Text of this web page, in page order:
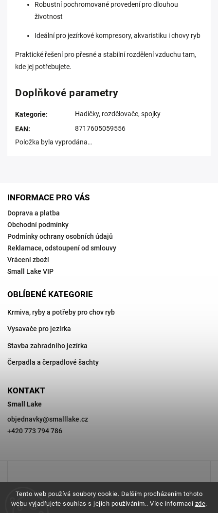
Tento web používá soubory cookie. Dalším procházením tohoto
webu vyjadřujete souhlas s jejich používáním.. Více informací zde.
Robustní pochromované provedení pro dlouhou
životnost
Ideální pro jezírkové kompresory, akvaristiku i chovy ryb
Praktické řešení pro přesné a stabilní rozdělení vzduchu tam,
kde jej potřebujete.
Doplňkové parametry
Kategorie:
Hadičky, rozdělovače, spojky
EAN:
8717605059556
Položka byla vyprodána…
INFORMACE PRO VÁS
Doprava a platba
Obchodní podmínky
Podmínky ochrany osobních údajů
Reklamace, odstoupení od smlouvy
Vrácení zboží
Small Lake VIP
OBLÍBENÉ KATEGORIE
Krmiva, ryby a potřeby pro chov ryb
Vysavače pro jezírka
Stavba zahradního jezírka
Čerpadla a čerpadlové šachty
KONTAKT
Small Lake
objednavky@smalllake.cz
+420 773 794 786